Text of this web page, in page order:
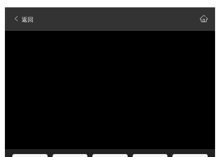
返回